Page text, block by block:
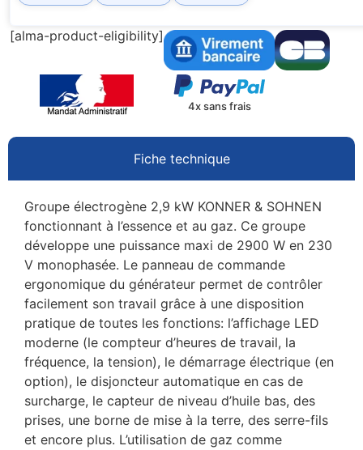
[alma-product-eligibility]
4x sans frais
Fiche technique
Groupe électrogène 2,9 kW KONNER & SOHNEN
fonctionnant à l’essence et au gaz. Ce groupe
développe une puissance maxi de 2900 W en 230
V monophasée. Le panneau de commande
ergonomique du générateur permet de contrôler
facilement son travail grâce à une disposition
pratique de toutes les fonctions: l’affichage LED
moderne (le compteur d’heures de travail, la
fréquence, la tension), le démarrage électrique (en
option), le disjoncteur automatique en cas de
surcharge, le capteur de niveau d’huile bas, des
prises, une borne de mise à la terre, des serre-fils
et encore plus. L’utilisation de gaz comme